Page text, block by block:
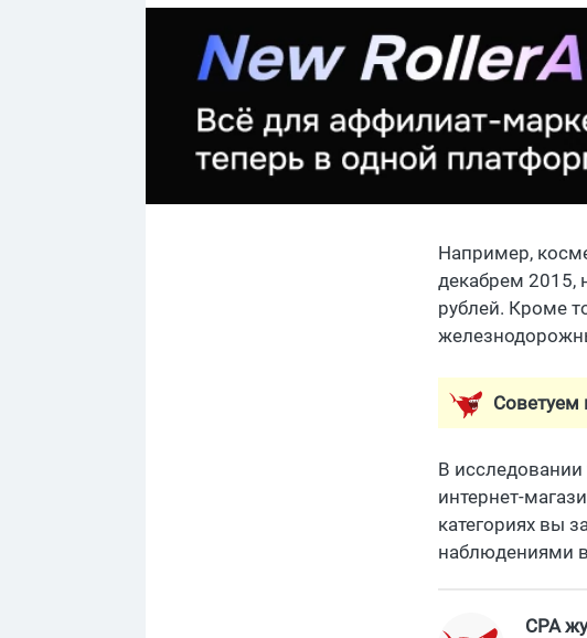
Например,
декабрем 2015,
рублей. Кроме
Советуем
В исследовании
интернет-
категориях вы
наблюдениями
CPA